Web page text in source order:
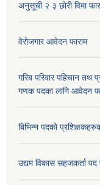
अनुसूची २ ३ छोरी विमा
वेरोजगार आवेदन फाराम
गरिब परिवार पहिचान तथ
गणक पदका लागि आवेदन
बिभिन्न पदको
उद्यम विकास सहजकर्ता पद